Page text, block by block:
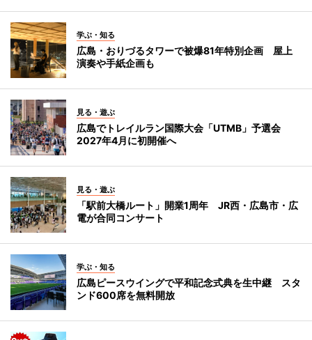
学ぶ・知る
広島・おりづるタワーで被爆81年特別企画 屋上
演奏や手紙企画も
見る・遊ぶ
広島でトレイルラン国際大会「UTMB」予選会
2027年4月に初開催へ
見る・遊ぶ
「駅前大橋ルート」開業1周年 JR西・広島市・広
電が合同コンサート
学ぶ・知る
広島ピースウイングで平和記念式典を生中継 スタ
ンド600席を無料開放